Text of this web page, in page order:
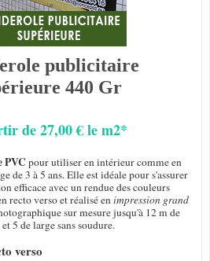
publicitaire
440 Gr
de 27,00 € le m2*
PVC pour utiliser en intérieur comme en
de 3 à 5 ans. Elle est idéale pour s'assurer
efficace avec un rendue des couleurs
recto verso et réalisé enimpression grand
sur mesure jusqu'à 12 m de
5 de large sans soudure.
verso